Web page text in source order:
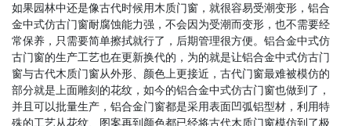
如果园林中还是像古代时候用木质门窗，就很容易受潮变形，铝合
金中式仿古门窗耐腐蚀能力强，不会因为受潮而变形，也不需要经
常保养，只需要简单擦拭就行了，后期管理很方便。铝合金中式仿
古门窗的生产工艺也在更新换代的 ，为的就是让铝合金中式仿古门
窗与古代木质门窗从外形、颜色上更接近，古代门窗最难被模仿的
部分就是上面雕刻的花纹，如今的铝合金中式仿古门窗也做到了，
并且可以批量生产，铝合金门窗都是采用表面凹弧铝型材，利用特
殊的工艺从花纹、图案再到颜色都已经将古代木质门窗模仿到了极